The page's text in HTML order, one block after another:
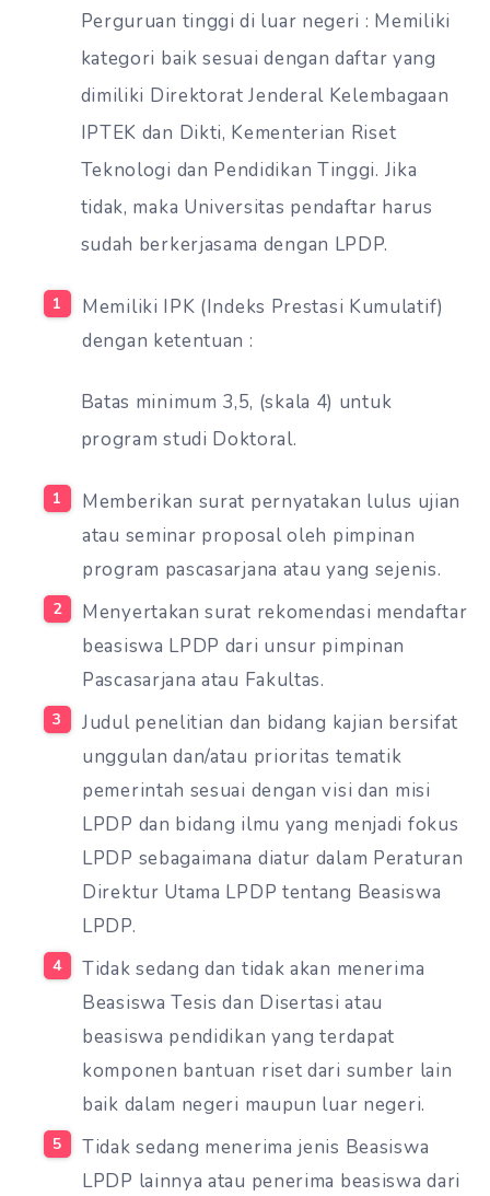
Perguruan tinggi di luar negeri : Memiliki
kategori baik sesuai dengan daftar yang
dimiliki Direktorat Jenderal Kelembagaan
IPTEK dan Dikti, Kementerian Riset
Teknologi dan Pendidikan Tinggi. Jika
tidak, maka Universitas pendaftar harus
sudah berkerjasama dengan LPDP.
Memiliki IPK (Indeks Prestasi Kumulatif)
dengan ketentuan :
Batas minimum 3,5, (skala 4) untuk
program studi Doktoral.
Memberikan surat pernyatakan lulus ujian
atau seminar proposal oleh pimpinan
program pascasarjana atau yang sejenis.
Menyertakan surat rekomendasi mendaftar
beasiswa LPDP dari unsur pimpinan
Pascasarjana atau Fakultas.
Judul penelitian dan bidang kajian bersifat
unggulan dan/atau prioritas tematik
pemerintah sesuai dengan visi dan misi
LPDP dan bidang ilmu yang menjadi fokus
LPDP sebagaimana diatur dalam Peraturan
Direktur Utama LPDP tentang Beasiswa
LPDP.
Tidak sedang dan tidak akan menerima
Beasiswa Tesis dan Disertasi atau
beasiswa pendidikan yang terdapat
komponen bantuan riset dari sumber lain
baik dalam negeri maupun luar negeri.
Tidak sedang menerima jenis Beasiswa
LPDP lainnya atau penerima beasiswa dari